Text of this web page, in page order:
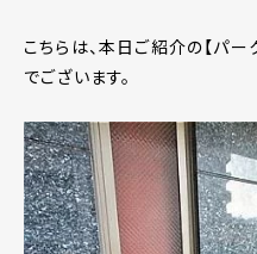
こちらは、本日ご紹介の【パ
でございます。